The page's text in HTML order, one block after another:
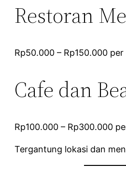
Restoran
Rp50.000 – Rp150.000
Cafe dan
Rp100.000 – Rp300.000
Tergantung lokasi dan